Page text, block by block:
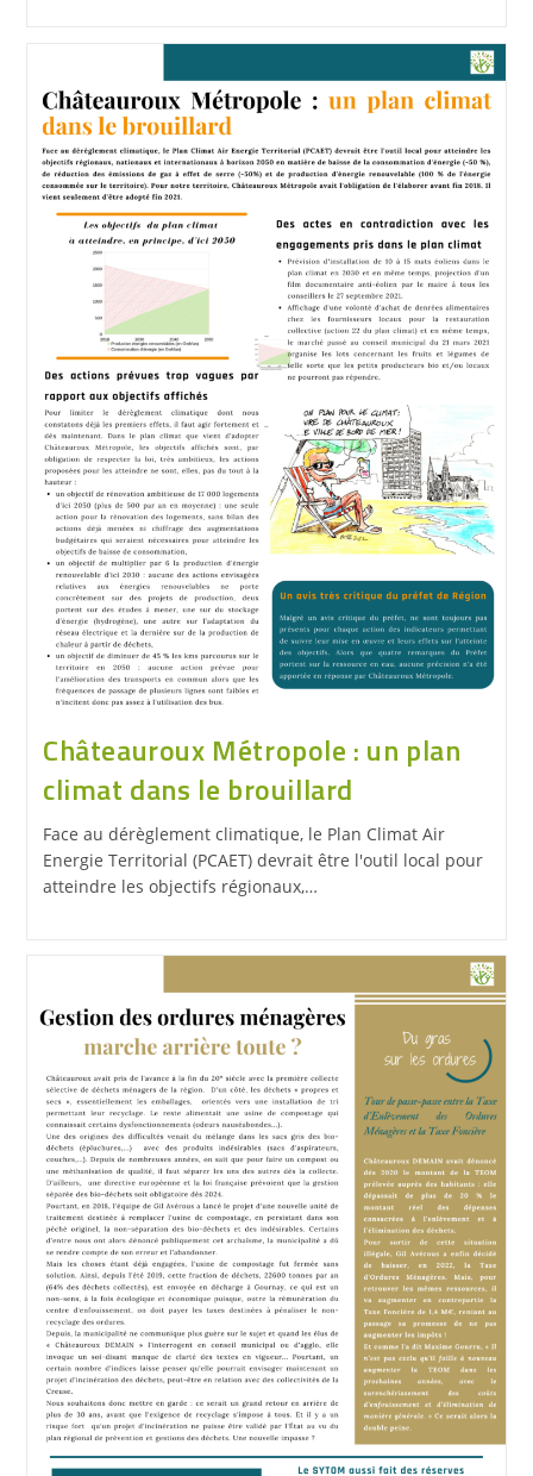
Châteauroux Métropole : un plan
climat dans le brouillard
Face au dérèglement climatique, le Plan Climat Air
Energie Territorial (PCAET) devrait être l'outil local pour
atteindre les objectifs régionaux,…